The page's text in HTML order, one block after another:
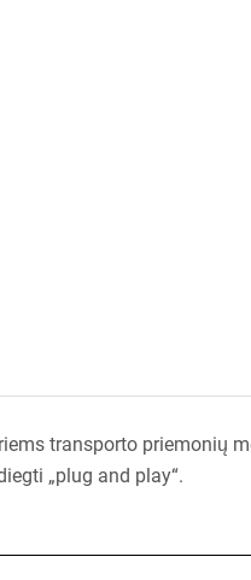
transporto priemonių
„plug and play“.